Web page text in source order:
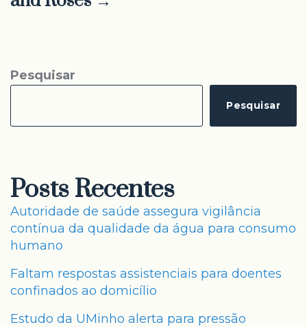
Pesquisar
Pesquisar
Posts Recentes
Autoridade de saúde assegura vigilância
contínua da qualidade da água para consumo
humano
Faltam respostas assistenciais para doentes
confinados ao domicílio
Estudo da UMinho alerta para pressão